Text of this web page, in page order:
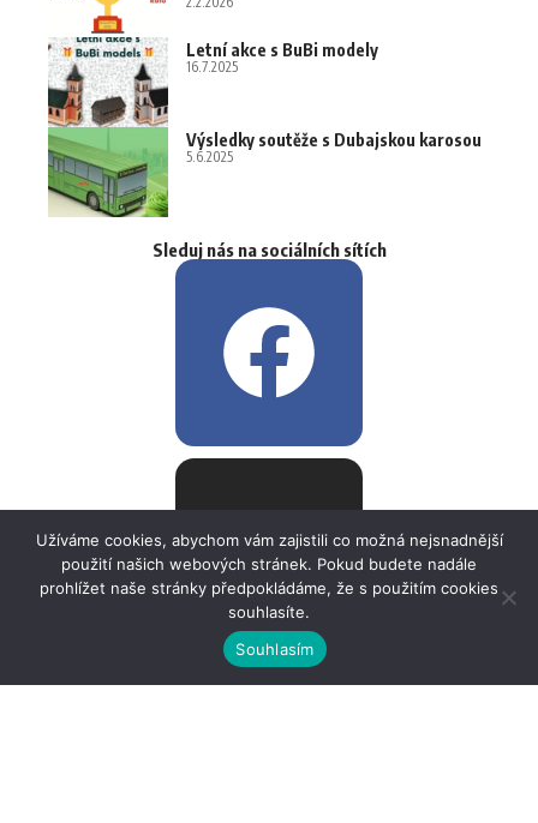
Letní akce s BuBi modely
16.7.2025
Výsledky soutěže s Dubajskou karosou
5.6.2025
Sleduj nás na sociálních sítích
Užíváme cookies, abychom vám zajistili co možná nejsnadnější
použití našich webových stránek. Pokud budete nadále
prohlížet naše stránky předpokládáme, že s použitím cookies
souhlasíte.
Souhlasím